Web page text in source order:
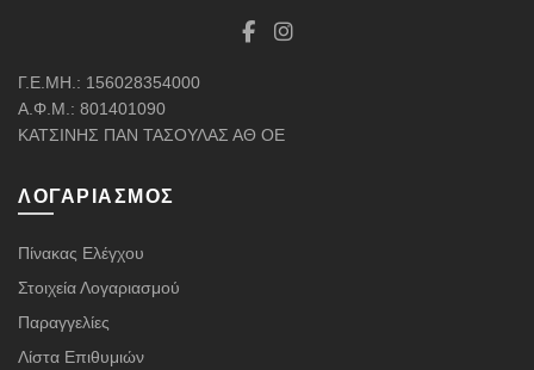
Γ.Ε.ΜΗ.: 156028354000
Α.Φ.Μ.: 801401090
ΚΑΤΣΙΝΗΣ ΠΑΝ ΤΑΣΟΥΛΑΣ ΑΘ ΟΕ
ΛΟΓΑΡΙΑΣΜΌΣ
Πίνακας Ελέγχου
Στοιχεία Λογαριασμού
Παραγγελίες
Λίστα Επιθυμιών